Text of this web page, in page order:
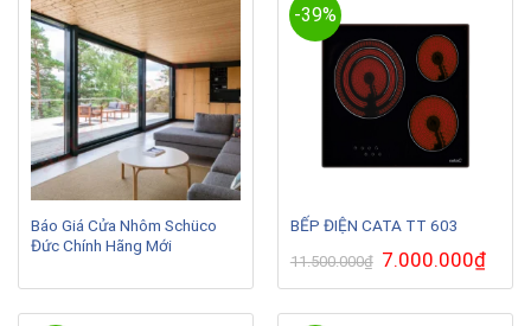
Báo Giá Cửa Nhôm Schüco
Đức Chính Hãng Mới
-39%
BẾP ĐIỆN CATA TT 603
11.500.000₫ Giá
gốc
là:
7.000.000₫Giá
hiện
tại